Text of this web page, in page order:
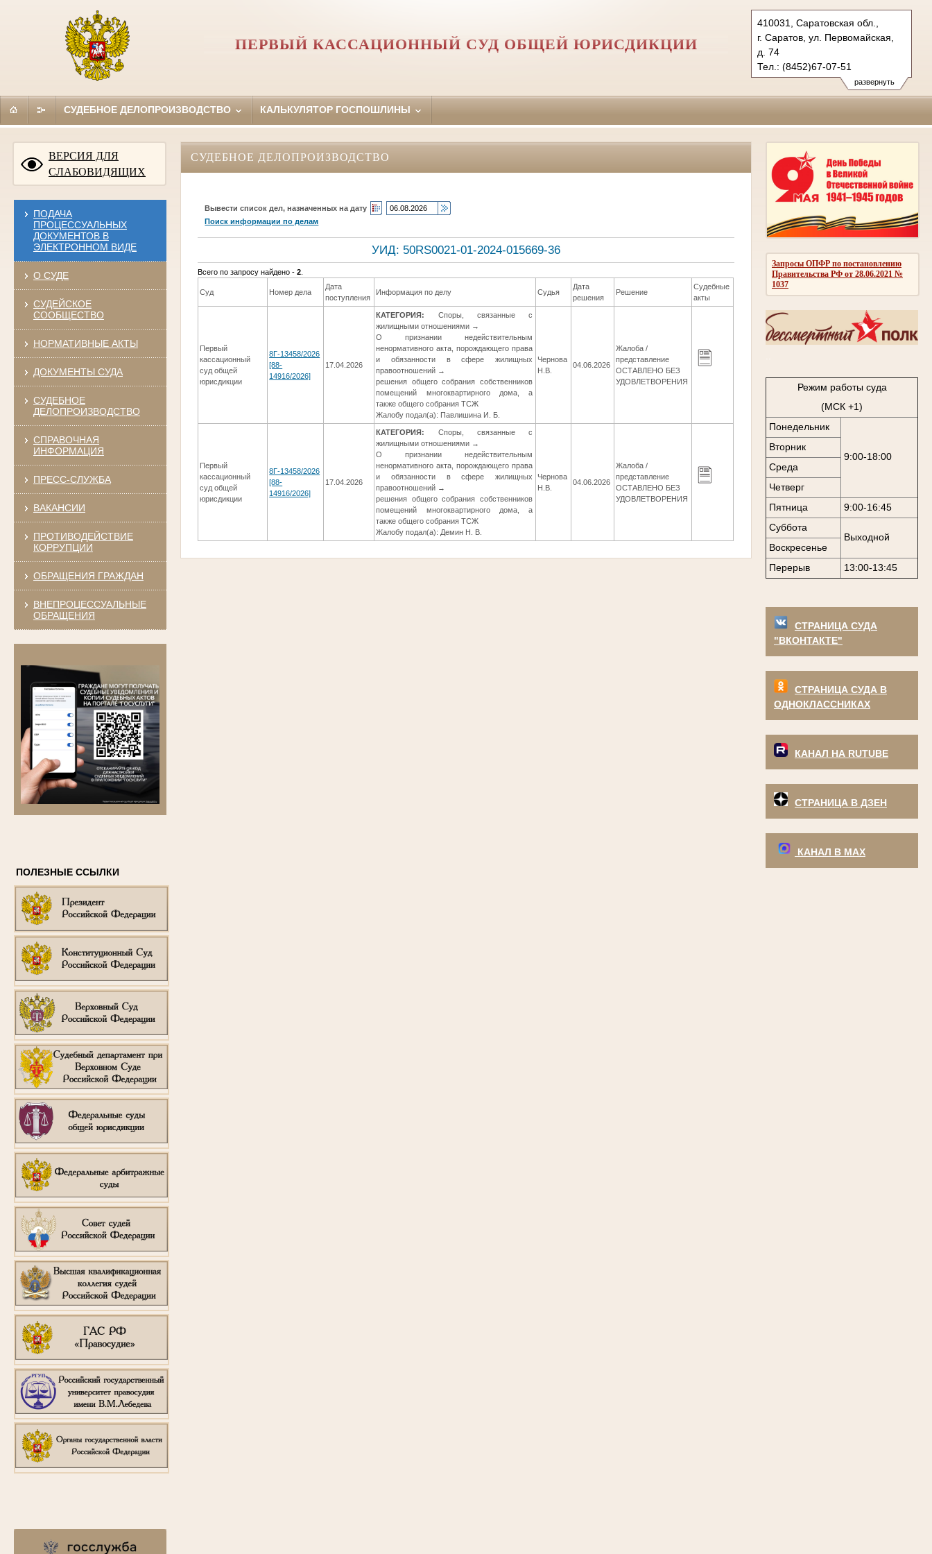
развернуть
410031, Саратовская обл.,
г. Саратов, ул. Первомайская,
д. 74
Тел.: (8452)67-07-51
(8452)98-28-84
(8452)98-33-51
ПЕРВЫЙ КАССАЦИОННЫЙ СУД ОБЩЕЙ ЮРИСДИКЦИИ
СУДЕБНОЕ ДЕЛОПРОИЗВОДСТВО КАЛЬКУЛЯТОР ГОСПОШЛИНЫ
ВЕРСИЯ ДЛЯ
СЛАБОВИДЯЩИХ
ПОДАЧА
ПРОЦЕССУАЛЬНЫХ
ДОКУМЕНТОВ В
ЭЛЕКТРОННОМ ВИДЕ
О СУДЕ
СУДЕЙСКОЕ
СООБЩЕСТВО
НОРМАТИВНЫЕ АКТЫ
ДОКУМЕНТЫ СУДА
СУДЕБНОЕ
ДЕЛОПРОИЗВОДСТВО
СПРАВОЧНАЯ
ИНФОРМАЦИЯ
ПРЕСС-СЛУЖБА
ВАКАНСИИ
ПРОТИВОДЕЙСТВИЕ
КОРРУПЦИИ
ОБРАЩЕНИЯ ГРАЖДАН
ВНЕПРОЦЕССУАЛЬНЫЕ
ОБРАЩЕНИЯ
ПОЛЕЗНЫЕ ССЫЛКИ
Запросы ОПФР по постановлению
Правительства РФ от 28.06.2021 №
1037
Режим работы суда
(МСК +1)
Понедельник
9:00-18:00
Вторник
Среда
Четверг
Пятница
9:00-16:45
Суббота
Выходной
Воскресенье
Перерыв
13:00-13:45
СТРАНИЦА СУДА
"ВКОНТАКТЕ"
СТРАНИЦА СУДА В
ОДНОКЛАССНИКАХ
КАНАЛ НА RUTUBE
СТРАНИЦА В ДЗЕН
КАНАЛ В МАХ
СУДЕБНОЕ ДЕЛОПРОИЗВОДСТВО
Вывести список дел, назначенных на дату
Поиск информации по делам
УИД: 50RS0021-01-2024-015669-36
Всего по запросу найдено -2
Суд Номер дела
Дата
поступления
Информация по делу Судья
Дата
решения
Решение
Судебные
акты
Первый
кассационный
суд общей
юрисдикции
8Г-13458/2026
[88-
14916/2026]
17.04.2026
КАТЕГОРИЯ: Споры, связанные с
жилищными отношениями →
О признании недействительным
ненормативного акта, порождающего права
и обязанности в сфере жилищных
правоотношений →
решения общего собрания собственников
помещений многоквартирного дома, а
также общего собрания ТСЖ
Жалобу подал(а): Павлишина И. Б.
Чернова
Н.В.
04.06.2026
Жалоба /
представление
ОСТАВЛЕНО БЕЗ
УДОВЛЕТВОРЕНИЯ
Первый
кассационный
суд общей
юрисдикции
8Г-13458/2026
[88-
14916/2026]
17.04.2026
КАТЕГОРИЯ: Споры, связанные с
жилищными отношениями →
О признании недействительным
ненормативного акта, порождающего права
и обязанности в сфере жилищных
правоотношений →
решения общего собрания собственников
помещений многоквартирного дома, а
также общего собрания ТСЖ
Жалобу подал(а): Демин Н. В.
Чернова
Н.В.
04.06.2026
Жалоба /
представление
ОСТАВЛЕНО БЕЗ
УДОВЛЕТВОРЕНИЯ